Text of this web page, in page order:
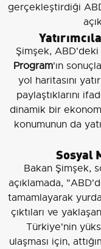
gerçekleştirdiği
Şimşek, ABD'deki
Program'ın
yol haritasını
paylaştıklarını
dinamik bir
konumunun da
Sosyal
Bakan Şimşek,
açıklamada,
tamamlayarak
çıktıları ve
Türkiye'nin
ulaşması için,